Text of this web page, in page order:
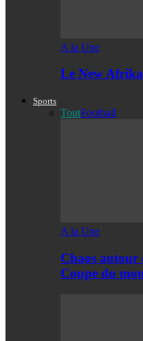
A la Une
Le New
Sports
ToutFootball
A la Une
Chaos autour
Coupe du